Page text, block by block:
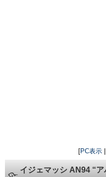
[PC表示
イジェマッシ AN94 “